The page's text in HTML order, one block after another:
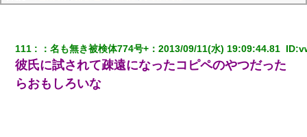
111 ：名も無き被検体774号+ ：2013/09/11(水) 19:09:44.81 ID:
彼氏に試されて疎遠になったコピペのやつだった
らおもしろいな